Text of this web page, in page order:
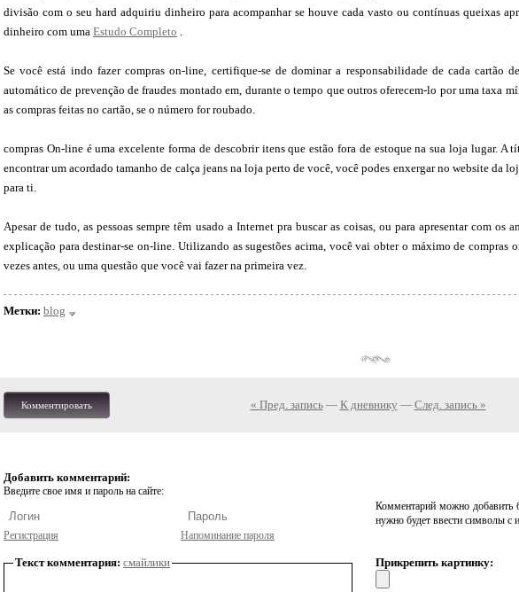
divisão com o seu hard adquiriu dinheiro para acompanhar se houve cada vasto ou contínuas queixas
dinheiro com uma Estudo Completo .
Se você está indo fazer compras on-line, certifique-se de dominar a responsabilidade de cada cartão
automático de prevenção de fraudes montado em, durante o tempo que outros oferecem-lo por uma taxa
as compras feitas no cartão, se o número for roubado.
compras On-line é uma excelente forma de descobrir itens que estão fora de estoque na sua loja lugar. A
encontrar um acordado tamanho de calça jeans na loja perto de você, você podes enxergar no website da
para ti.
Apesar de tudo, as pessoas sempre têm usado a Internet pra buscar as coisas, ou para apresentar com os
explicação para destinar-se on-line. Utilizando as sugestões acima, você vai obter o máximo de compras
vezes antes, ou uma questão que você vai fazer na primeira vez.
Метки: blog
Комментировать « Пред. запись— К дневнику — След. запись »
Добавить комментарий:
Введите свое имя и пароль на сайте:
Регистрация Напоминание пароля
Комментарий можно добавить
нужно будет ввести символы с
Текст комментария: смайлики Прикрепить картинку: